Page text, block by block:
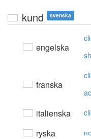
kund svenska
engelska
franska
italienska
ryska